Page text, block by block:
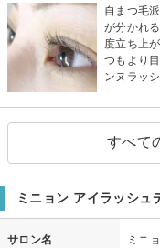
自まつ毛
が分かれ
度立ち上
つもより
ンヌラッ
すべて
ミニョン アイラッシュ
サロン名
ミニ